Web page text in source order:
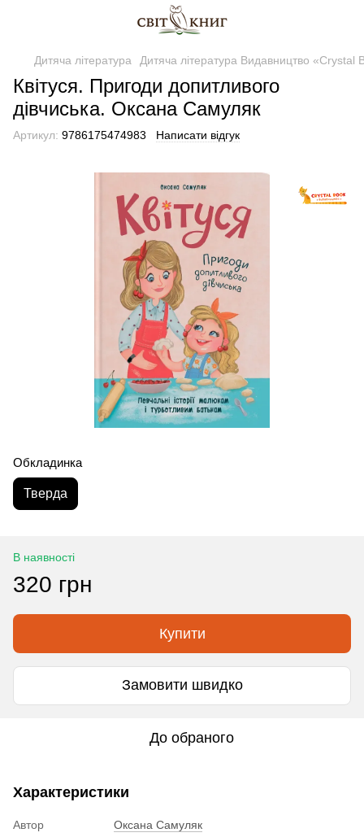
Дитяча література Дитяча література Видавництво «Crystal
Квітуся. Пригоди допитливого
дівчиська. Оксана Самуляк
Артикул: 9786175474983 Написати відгук
Обкладинка
Тверда
В наявності
320 грн
Купити
Замовити швидко
До обраного
Характеристики
Автор
Оксана Самуляк